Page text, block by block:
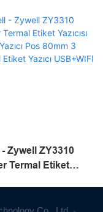
Zywell ZY3310
Termal Etiket
USB+WIFI